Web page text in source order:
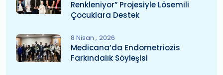
Renkleniyor” Projesiyle Lösemili
Çocuklara Destek
8 Nisan 2026
Medicana’da Endometriozis
Farkındalık Söyleşisi